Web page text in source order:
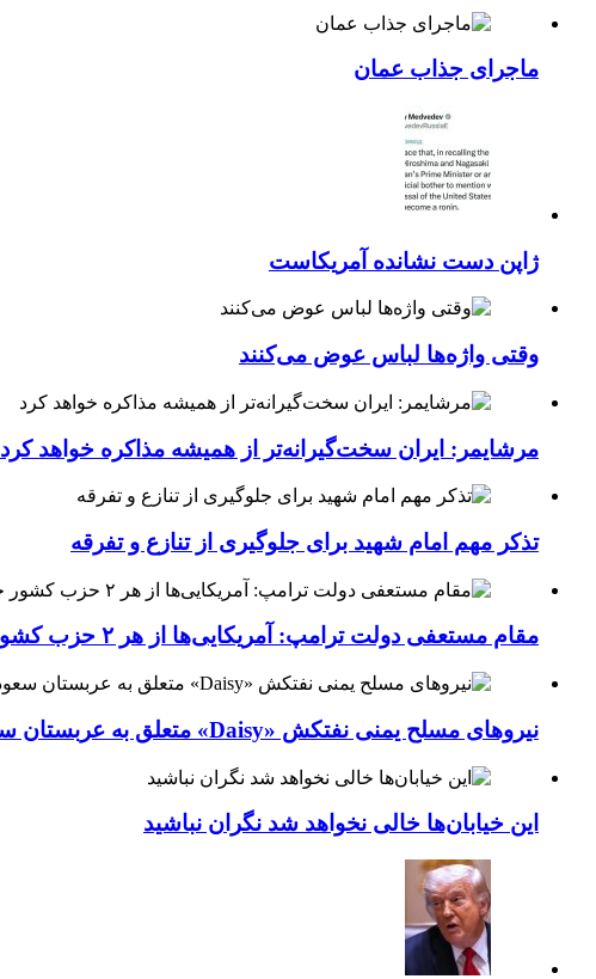
ماجرای جذاب عمان
ژاپن دست نشانده آمریکاست
وقتی واژه‌ها لباس عوض می‌کنند
مرشایمر: ایران سخت‌گیرانه‌تر از همیشه مذاکره خواهد کرد
تذکر مهم امام شهید برای جلوگیری از تنازع و تفرقه
مقام مستعفی دولت ترامپ: آمریکایی‌ها از هر ۲ حزب کشور خسته شده‌اند
نیروهای مسلح یمنی نفتکش «Daisy» متعلق به عربستان سعودی را با موشک بالستیک هدف قرار داده‌اند
این خیابان‌ها خالی نخواهد شد نگران نباشید